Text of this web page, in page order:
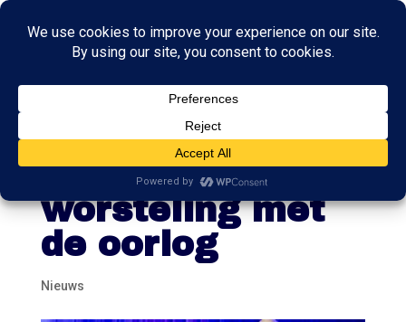
Podcast De Dag:
de ‘linkse’
worsteling met
de oorlog
Nieuws